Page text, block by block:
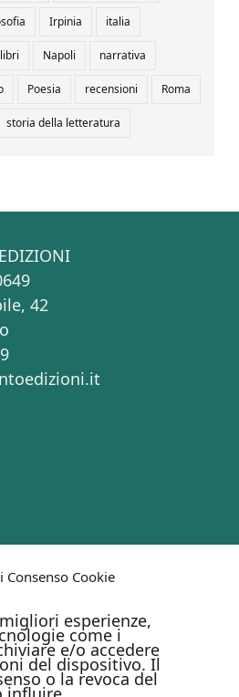
Consenso Cookie
esperienze,
come i
e/o accedere
del dispositivo. Il
o la revoca del
Irpinia italia
libri Napoli narrativa
Poesia recensioni Roma
storia della letteratura
42
CON